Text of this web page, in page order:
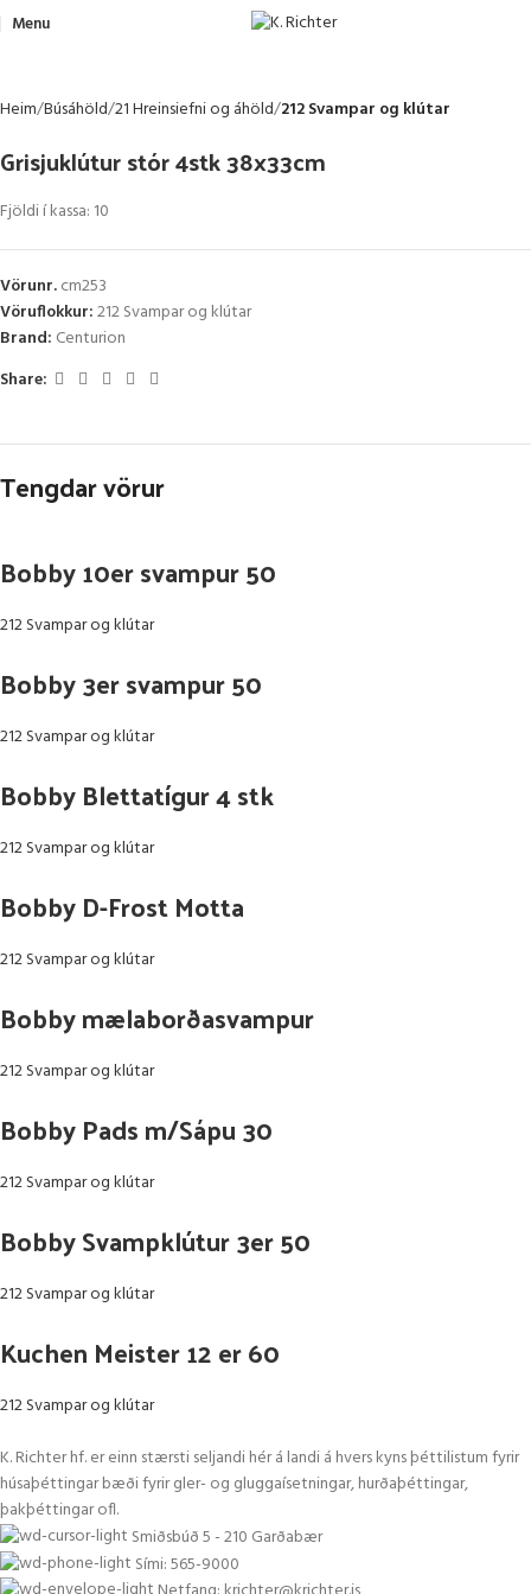
Menu
Heim Búsáhöld 21 Hreinsiefni og áhöld 212 Svampar og klútar
Grisjuklútur stór 4stk 38x33cm
Fjöldi í kassa: 10
Vörunr.cm253
Vöruflokkur:212 Svampar og klútar
Brand: Centurion
Share:
Tengdar vörur
Bobby 10er svampur 50
212 Svampar og klútar
Bobby 3er svampur 50
212 Svampar og klútar
Bobby Blettatígur 4 stk
212 Svampar og klútar
Bobby D-Frost Motta
212 Svampar og klútar
Bobby mælaborðasvampur
212 Svampar og klútar
Bobby Pads m/Sápu 30
212 Svampar og klútar
Bobby Svampklútur 3er 50
212 Svampar og klútar
Kuchen Meister 12 er 60
212 Svampar og klútar
K. Richter hf. er einn stærsti seljandi hér á landi á hvers kyns þéttilistum fyrir
húsaþéttingar bæði fyrir gler- og gluggaísetningar, hurðaþéttingar,
þakþéttingar ofl.
Smiðsbúð 5 - 210 Garðabær
Sími: 565-9000